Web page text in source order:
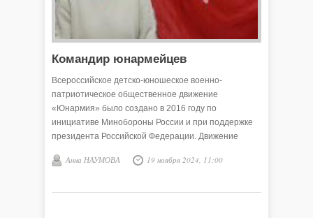
Командир юнармейцев
Всероссийское детско-юношеское военно-
патриотическое общественное движение
«Юнармия» было создано в 2016 году по
инициативе Минобороны России и при поддержке
президента Российской Федерации. Движение
Есть оно и в Викулово, в нём занимаются тридцать
дополнительного образования Екатерина
Анна НАУМОВА 19 ноября 2024, 11:00